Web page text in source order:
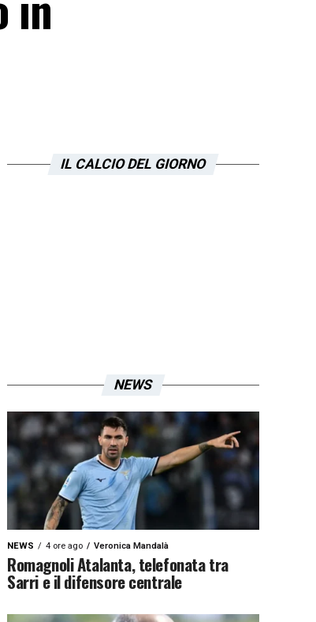
IL CALCIO DEL GIORNO
NEWS
NEWS 4 ore ago Veronica Mandalà
Romagnoli Atalanta, telefonata tra
Sarri e il difensore centrale